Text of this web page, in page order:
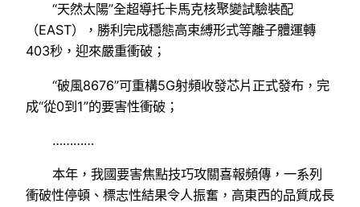
“天然太陽”全超導托卡馬克核聚變試驗裝配
（EAST），勝利完成穩態高束縛形式等離子體運轉
403秒，迎來嚴重衝破；
“破風8676”可重構5G射頻收發芯片正式發布，完
成“從0到1”的要害性衝破；
…………
本年，我國要害焦點技巧攻關喜報頻傳，一系列
衝破性停頓、標志性結果令人振奮，高東西的品質成長